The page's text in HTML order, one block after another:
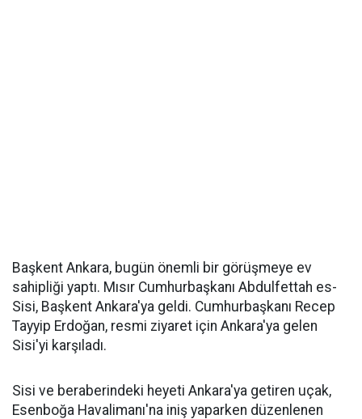
Başkent Ankara, bugün önemli bir görüşmeye ev
sahipliği yaptı. Mısır Cumhurbaşkanı Abdulfettah es-
Sisi, Başkent Ankara'ya geldi. Cumhurbaşkanı Recep
Tayyip Erdoğan, resmi ziyaret için Ankara'ya gelen
Sisi'yi karşıladı.
Sisi ve beraberindeki heyeti Ankara'ya getiren uçak,
Esenboğa Havalimanı'na iniş yaparken düzenlenen